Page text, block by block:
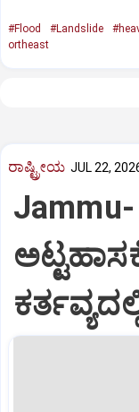
#Flood #Landslide
ortheast
ರಾಷ್ಟ್ರೀಯ JUL 22,